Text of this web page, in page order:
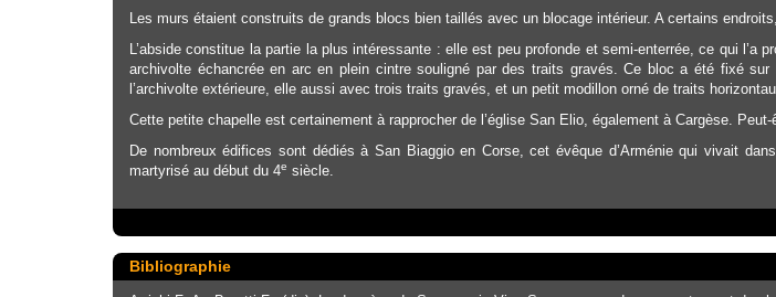
Les murs étaient construits de grands blocs bien taillés avec un blocage intérieur. A certains
L’abside constitue la partie la plus intéressante : elle est peu profonde et semi-enterrée, ce qui l’a
archivolte échancrée en arc en plein cintre souligné par des traits gravés. Ce bloc a été fixé
l’archivolte extérieure, elle aussi avec trois traits gravés, et un petit modillon orné de traits
Cette petite chapelle est certainement à rapprocher de l’église San Elio, également à Cargèse.
De nombreux édifices sont dédiés à San Biaggio en Corse, cet évêque d’Arménie qui vivait
martyrisé au début du 4e siècle.
Bibliographie